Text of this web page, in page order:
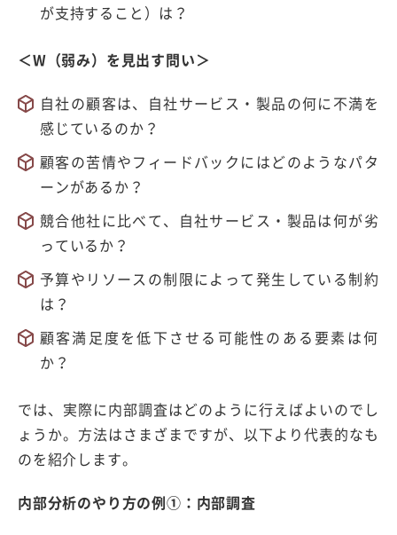
が支持すること）は？
＜W（弱み）を見出す問い＞
自社の顧客は、自社サービス・製品の何に不満を
感じているのか？
顧客の苦情やフィードバックにはどのようなパタ
ーンがあるか？
競合他社に比べて、自社サービス・製品は何が劣
っているか？
予算やリソースの制限によって発生している制約
は？
顧客満足度を低下させる可能性のある要素は何
か？
では、実際に内部調査はどのように行えばよいのでし
ょうか。方法はさまざまですが、以下より代表的なも
のを紹介します。
内部分析のやり方の例①：内部調査